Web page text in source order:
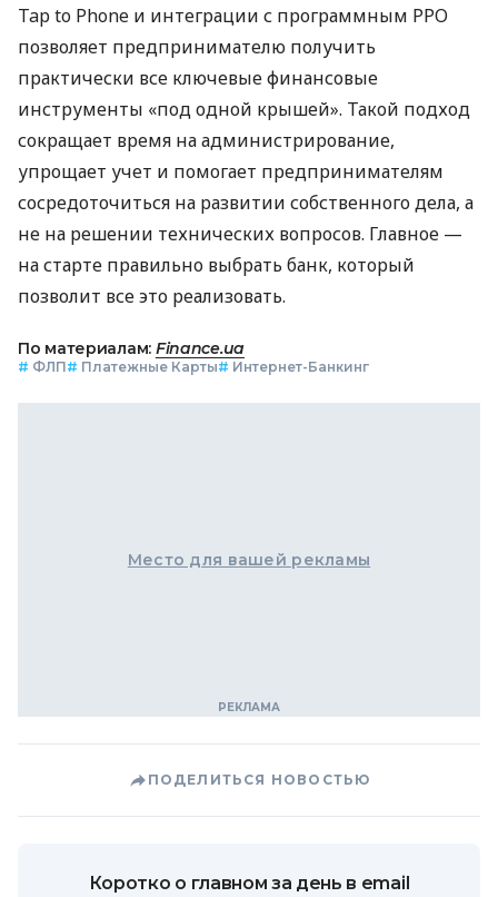
Tap to Phone и интеграции с программным РРО
позволяет предпринимателю получить
практически все ключевые финансовые
инструменты «под одной крышей». Такой подход
сокращает время на администрирование,
упрощает учет и помогает предпринимателям
сосредоточиться на развитии собственного дела, а
не на решении технических вопросов. Главное —
на старте правильно выбрать банк, который
позволит все это реализовать.
По материалам: Finance.ua
# ФЛП# Платежные Карты# Интернет-Банкинг
Место для вашей рекламы
ПОДЕЛИТЬСЯ НОВОСТЬЮ
Коротко о главном за день в email